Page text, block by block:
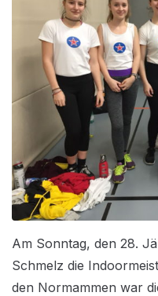
Am Sonntag, den 28.
Schmelz die
den Normammen war